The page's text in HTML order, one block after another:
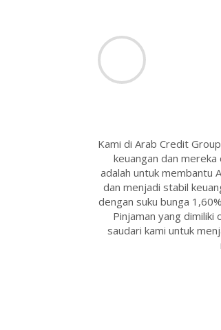
Kami di Arab Credit
keuangan dan
adalah untuk membantu
dan menjadi stabil
dengan suku bunga
Pinjaman yang
saudari kami untuk